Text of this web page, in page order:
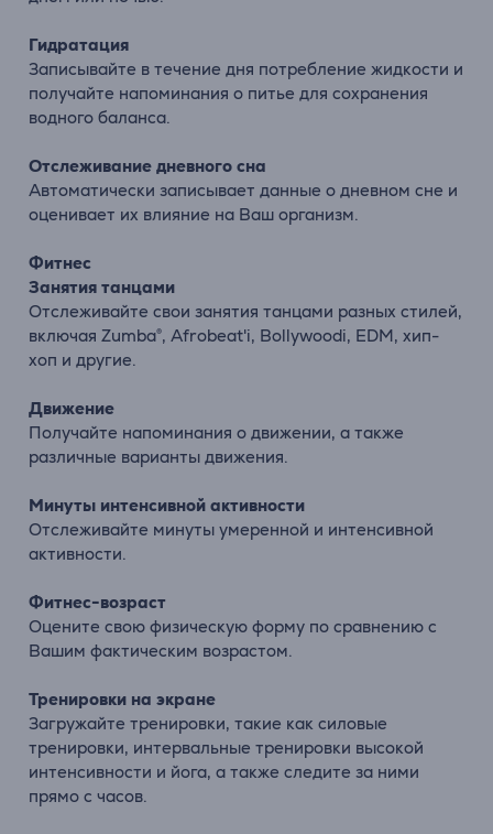
Гидратация
Записывайте в течение дня потребление жидкости и
получайте напоминания о питье для сохранения
водного баланса.
Отслеживание дневного сна
Автоматически записывает данные о дневном сне и
оценивает их влияние на Ваш организм.
Фитнес
Занятия танцами
Отслеживайте свои занятия танцами разных стилей,
включая Zumba®, Afrobeat'i, Bollywoodi, EDM, хип-
хоп и другие.
Движение
Получайте напоминания о движении, а также
различные варианты движения.
Минуты интенсивной активности
Отслеживайте минуты умеренной и интенсивной
активности.
Фитнес-возраст
Оцените свою физическую форму по сравнению с
Вашим фактическим возрастом.
Тренировки на экране
Загружайте тренировки, такие как силовые
тренировки, интервальные тренировки высокой
интенсивности и йога, а также следите за ними
прямо с часов.